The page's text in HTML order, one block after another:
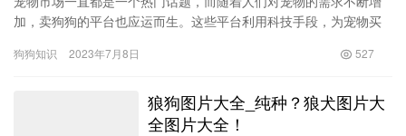
加，卖狗狗的平台也应运而生。这些平台利用科技手段，为宠物买
这些…
狗狗知识 2023年7月8日 527
狼狗图片大全_纯种？狼犬图片大
全图片大全！